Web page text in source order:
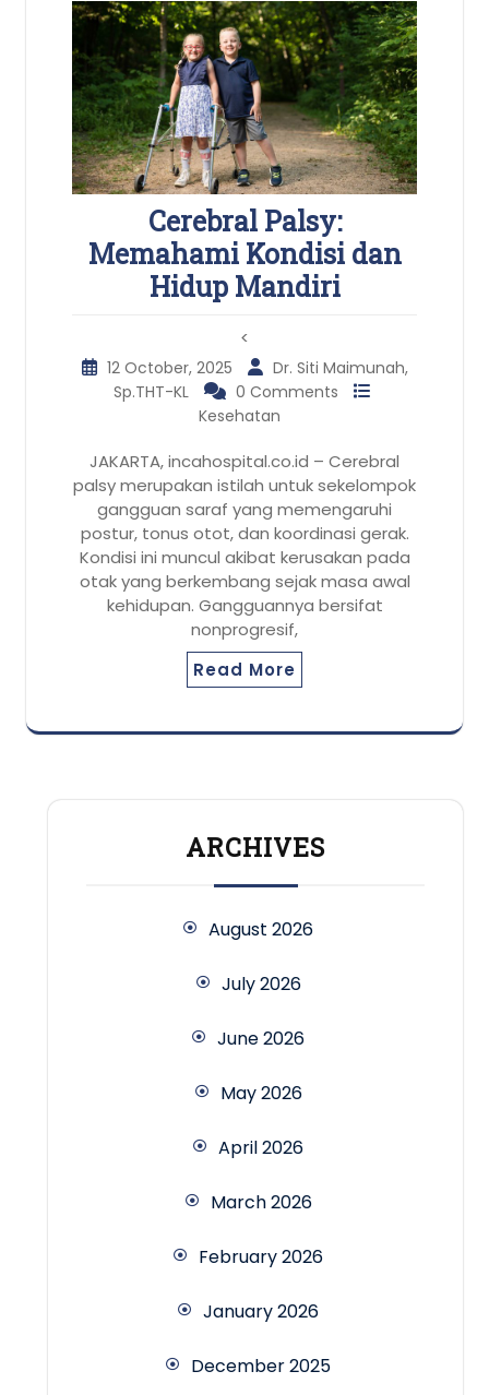
Cerebral Palsy:
Memahami Kondisi dan
Hidup Mandiri
<
12 October, 2025
Dr. Siti Maimunah,
Sp.THT-KL
0 Comments
Kesehatan
JAKARTA, incahospital.co.id – Cerebral
palsy merupakan istilah untuk sekelompok
gangguan saraf yang memengaruhi
postur, tonus otot, dan koordinasi gerak.
Kondisi ini muncul akibat kerusakan pada
otak yang berkembang sejak masa awal
kehidupan. Gangguannya bersifat
nonprogresif,
Read More
ARCHIVES
August 2026
July 2026
June 2026
May 2026
April 2026
March 2026
February 2026
January 2026
December 2025